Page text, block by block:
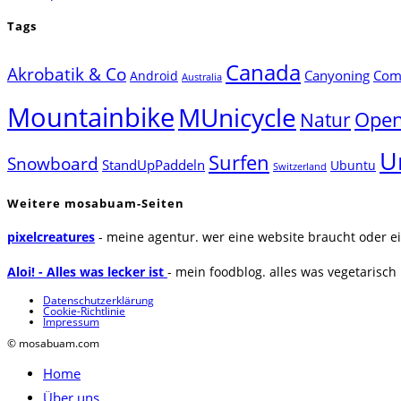
Tags
Akrobatik & Co Android Australia Canada Canyoning
MountainbikeMUnicycle Natur
Snowboard StandUpPaddeln Surfen Switzerland Ubuntu
Weitere mosabuam-Seiten
pixelcreatures - meine agentur. wer eine website braucht oder
Aloi! - Alles was lecker ist - mein foodblog. alles was
Datenschutzerklärung
Cookie-Richtlinie
Impressum
© mosabuam.com
Home
Über uns